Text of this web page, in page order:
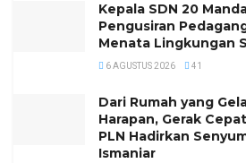
Kepala SDN 20
Pengusiran
Menata Lingkungan
6 AGUSTUS 2026 41
Dari Rumah yang
Harapan, Gerak
PLN Hadirkan
Ismaniar